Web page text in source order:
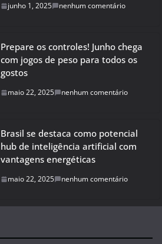
junho 1, 2025 nenhum comentário
Prepare os controles! Junho chega
com jogos de peso para todos os
gostos
maio 22, 2025 nenhum comentário
Brasil se destaca como potencial
hub de inteligência artificial com
vantagens energéticas
maio 22, 2025 nenhum comentário